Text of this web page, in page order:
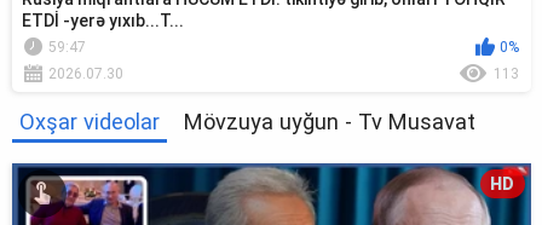
ETDİ -yerə yıxıb...T...
59:47
0%
2026.07.30
113
Oxşar videolar Mövzuya uyğun - Tv Musavat
HD